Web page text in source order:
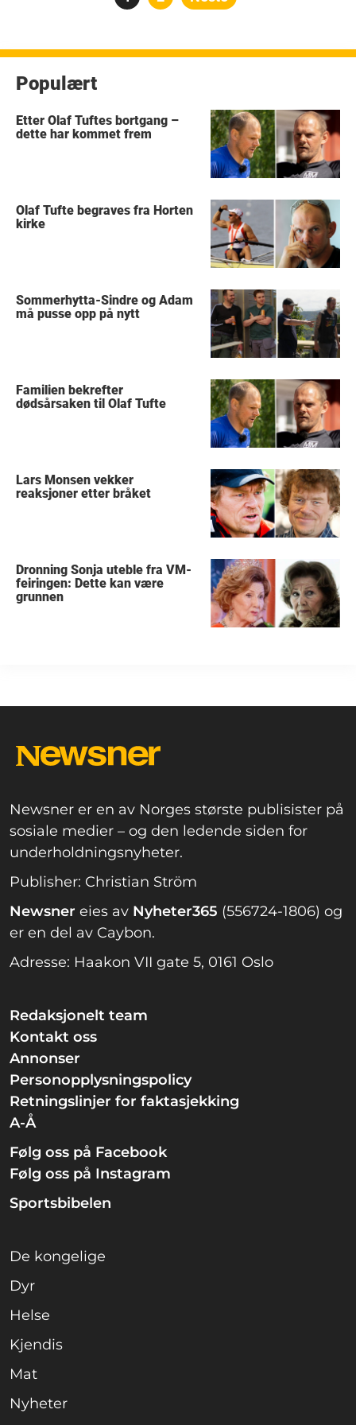
Populært
Etter Olaf Tuftes bortgang –
dette har kommet frem
Olaf Tufte begraves fra Horten
kirke
Sommerhytta-Sindre og Adam
må pusse opp på nytt
Familien bekrefter
dødsårsaken til Olaf Tufte
Lars Monsen vekker
reaksjoner etter bråket
Dronning Sonja uteble fra VM-
feiringen: Dette kan være
grunnen
Newsner er en av Norges største publisister på
sosiale medier – og den ledende siden for
underholdningsnyheter.
Publisher: Christian Ström
Newsner eies av Nyheter365 (556724-1806) og
er en del av Caybon.
Adresse: Haakon VII gate 5, 0161 Oslo
Redaksjonelt team
Kontakt oss
Annonser
Personopplysningspolicy
Retningslinjer for faktasjekking
A-Å
Følg oss på Facebook
Følg oss på Instagram
Sportsbibelen
De kongelige
Dyr
Helse
Kjendis
Mat
Nyheter